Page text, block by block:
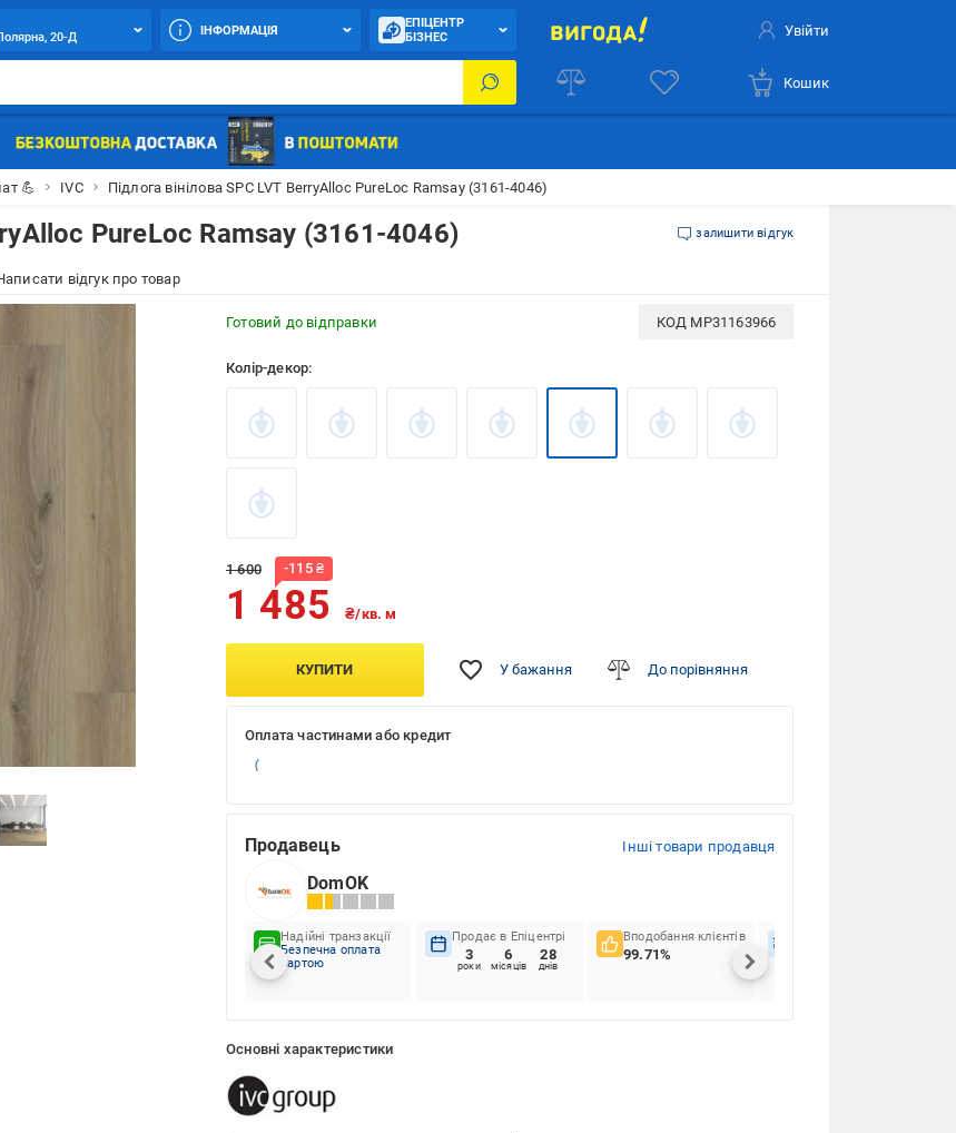
20-Д
ІНФОРМАЦІЯ
ЕПІЦЕНТР
БІЗНЕС
Увійти
Кошик
💪 IVC Підлога вінілова SPC LVT BerryAlloc PureLoc Ramsay (3161-4046)
PureLoc Ramsay (3161-4046) залишити відгук
відгук про товар
Готовий до відправки КОД MP31163966
Колір-декор:
1 600 -115₴
1 485 ₴/кв. м
КУПИТИ У бажання До порівняння
Оплата частинами або кредит
Продавець Інші товари продавця
DomOK
Надійні транзакції
Безпечна оплата
картою
Продає в Епіцентрі
3
роки
6
місяців
28
днів
Вподобання клієнтів
99.71%
Основні характеристики